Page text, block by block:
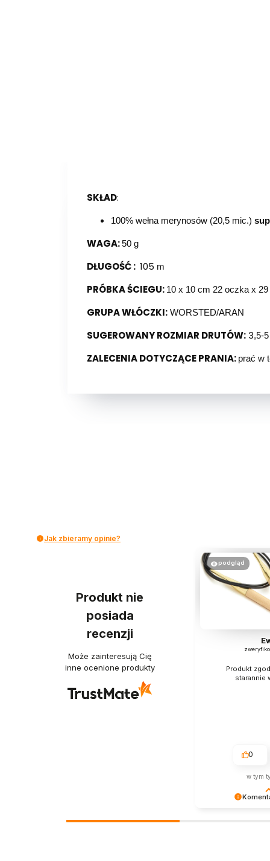
SKŁAD:
100% wełna merynosów (20,5 mic.)
WAGA:50 g
DŁUGOŚĆ : 105 m
PRÓBKA ŚCIEGU: 10 x 10 cm 22 oczka x
GRUPA WŁÓCZKI: WORSTED/ARAN
SUGEROWANY ROZMIAR DRUTÓW:3,5-
ZALECENIA DOTYCZĄCE PRANIA: prać w
Jak zbieramy opinie?
Produkt nie
posiada
recenzji
Może zainteresują Cię
inne ocenione produkty
podgląd
Produkt
starannie
0
w tym